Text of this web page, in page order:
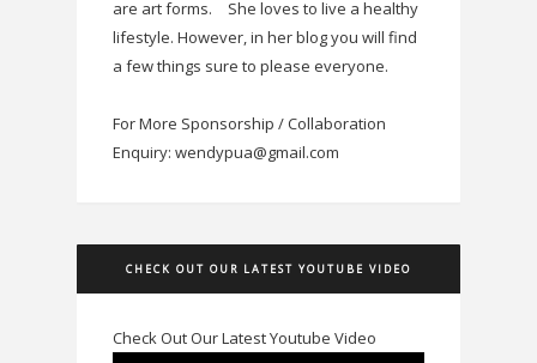
are art forms.
She loves to live a healthy
lifestyle. However, in her blog you will find
a few things sure to please everyone.
For More Sponsorship / Collaboration
Enquiry: wendypua@gmail.com
CHECK OUT OUR LATEST YOUTUBE VIDEO
Check Out Our Latest Youtube Video